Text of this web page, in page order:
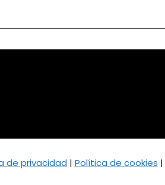
de privacidad | Política de cookies |